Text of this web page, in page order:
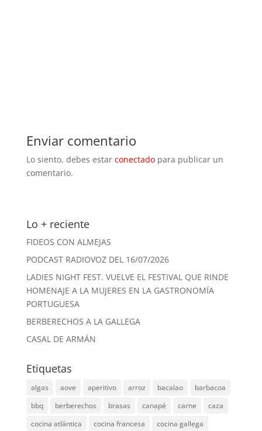
Enviar comentario
Lo siento, debes estar conectadopara publicar un
comentario.
Lo + reciente
FIDEOS CON ALMEJAS
PODCAST RADIOVOZ DEL 16/07/2026
LADIES NIGHT FEST. VUELVE EL FESTIVAL QUE RINDE
HOMENAJE A LA MUJERES EN LA GASTRONOMÍA
PORTUGUESA
BERBERECHOS A LA GALLEGA
CASAL DE ARMÁN
Etiquetas
algas aove aperitivo arroz bacalao
barbacoa
bbq
berberechos brasas canapé carne
caza
cocina atlántica
cocina francesa
cocina gallega